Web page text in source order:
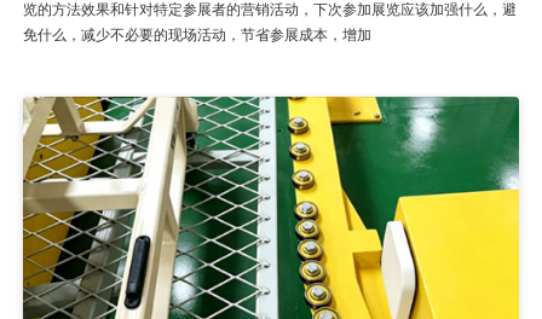
览的方法效果和针对特定参展者的营销活动，下次参加展览应该加强什么，避
免什么，减少不必要的现场活动，节省参展成本，增加